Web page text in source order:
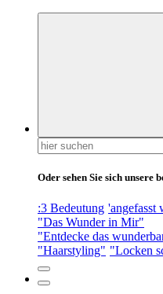
Suchen
nach:
Oder sehen Sie sich unsere
:3 Bedeutung 'angefasst
"Das Wunder in Mir"
"Entdecke das
"Haarstyling" "Locken